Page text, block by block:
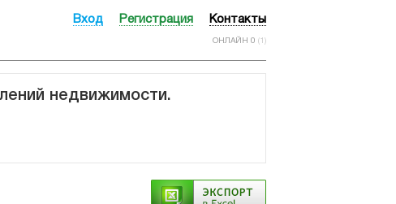
Контакты
Регистрация
Вход
ОНЛАЙН 0 (1)
недвижимости.